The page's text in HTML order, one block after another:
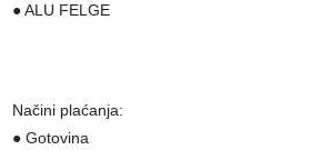
● ALU FELGE
Načini plaćanja:
● Gotovina